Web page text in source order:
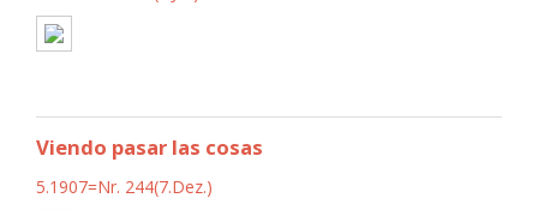
Viendo pasar las cosas
5.1907=Nr. 244(7.Dez.)